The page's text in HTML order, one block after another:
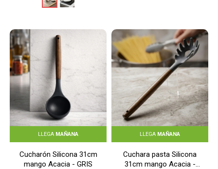
LLEGA MAÑANA
Cucharón Silicona 31cm
mango Acacia - GRIS
LLEGA MAÑANA
Cuchara pasta Silicona
31cm mango Acacia -